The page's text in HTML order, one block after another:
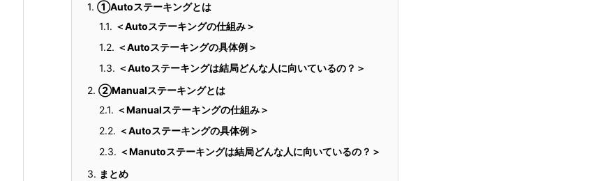
1. ①Autoステーキングとは
1.1. ＜Autoステーキングの仕組み＞
1.2. ＜Autoステーキングの具体例＞
1.3. ＜Autoステーキングは結局どんな人に向いているの？＞
2. ②Manualステーキングとは
2.1. ＜Manualステーキングの仕組み＞
2.2. ＜Autoステーキングの具体例＞
2.3. ＜Manutoステーキングは結局どんな人に向いているの？＞
3. まとめ